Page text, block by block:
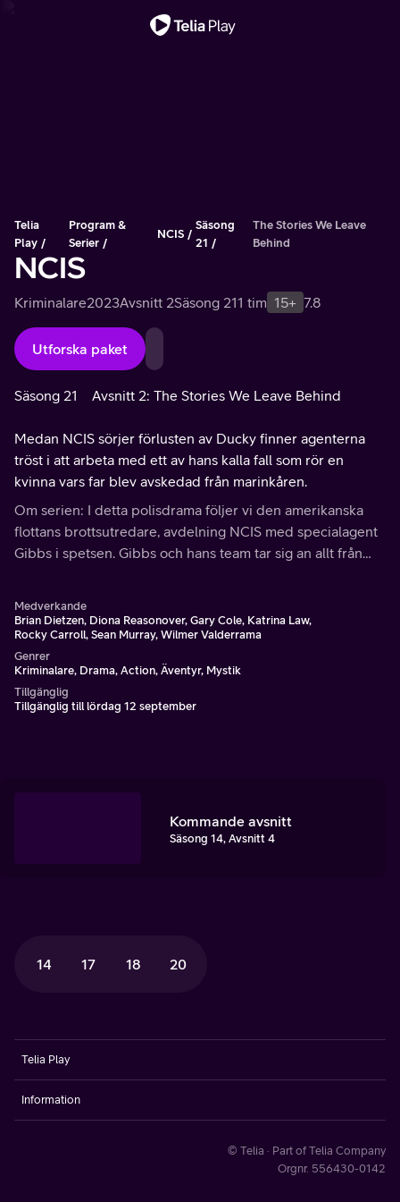
Telia
Play
Program &
Serier
NCIS
Säsong
21
The Stories We Leave
Behind
NCIS
Kriminalare2023Avsnitt 2Säsong 211 tim 15+ 7.8
Utforska paket
Säsong 21 Avsnitt 2: The Stories We Leave Behind
Medan NCIS sörjer förlusten av Ducky finner agenterna
tröst i att arbeta med ett av hans kalla fall som rör en
kvinna vars far blev avskedad från marinkåren.
Om serien: I detta polisdrama följer vi den amerikanska
flottans brottsutredare, avdelning NCIS med specialagent
Gibbs i spetsen. Gibbs och hans team tar sig an allt från
Medverkande
Brian Dietzen, Diona Reasonover, Gary Cole, Katrina Law,
Rocky Carroll, Sean Murray, Wilmer Valderrama
Genrer
Kriminalare, Drama, Action, Äventyr, Mystik
Tillgänglig
Tillgänglig till lördag 12 september
Kommande avsnitt
Säsong 14, Avsnitt 4
14 17 18 20
Telia Play
Information
© Telia · Part of Telia Company
Orgnr. 556430-0142